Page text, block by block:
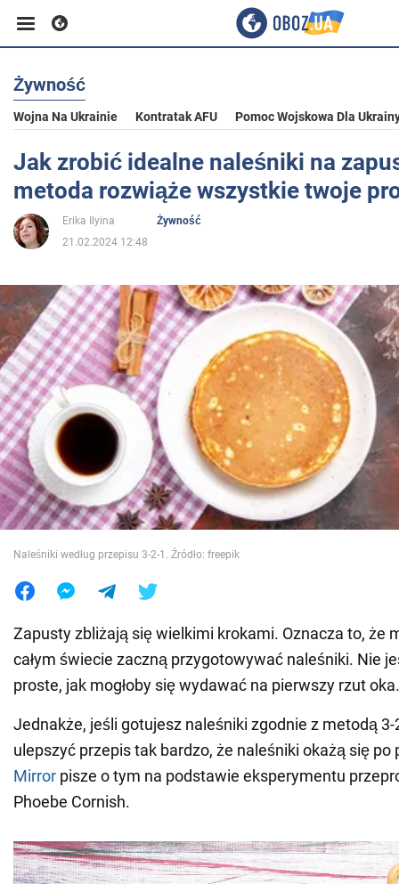
Biznes
Sport
Rozrywka
Polityka
Społeczeństwo
Wojna na Ukrainie
Świat
Jedzenie
Żywność
Wojna Na Ukrainie Kontratak AFU Pomoc Wojskowa Dla
Jak zrobić idealne naleśniki na
metoda rozwiąże wszystkie twoje
Erika Ilyina
Żywność
21.02.2024 12:48
Naleśniki według przepisu 3-2-1. Źródło: freepik
Zapusty zbliżają się wielkimi krokami. Oznacza to, że
całym świecie zaczną przygotowywać naleśniki. Nie
proste, jak mogłoby się wydawać na pierwszy rzut oka.
Jednakże, jeśli gotujesz naleśniki zgodnie z metodą 3-
ulepszyć przepis tak bardzo, że naleśniki okażą się po
Mirror pisze o tym na podstawie eksperymentu
Phoebe Cornish.